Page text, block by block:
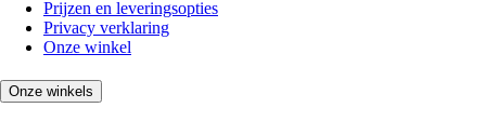
Prijzen en leveringsopties
Privacy verklaring
Onze winkel
Onze winkels